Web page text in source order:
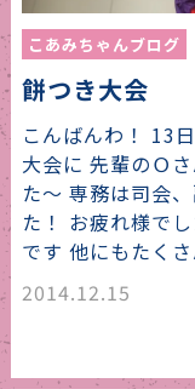
こあみちゃんブログ
餅つき大会
こんばんわ！ 13
大会に 先輩のＯ
た〜 専務は司会
た！ お疲れ様で
です 他にもたく
2014.12.15